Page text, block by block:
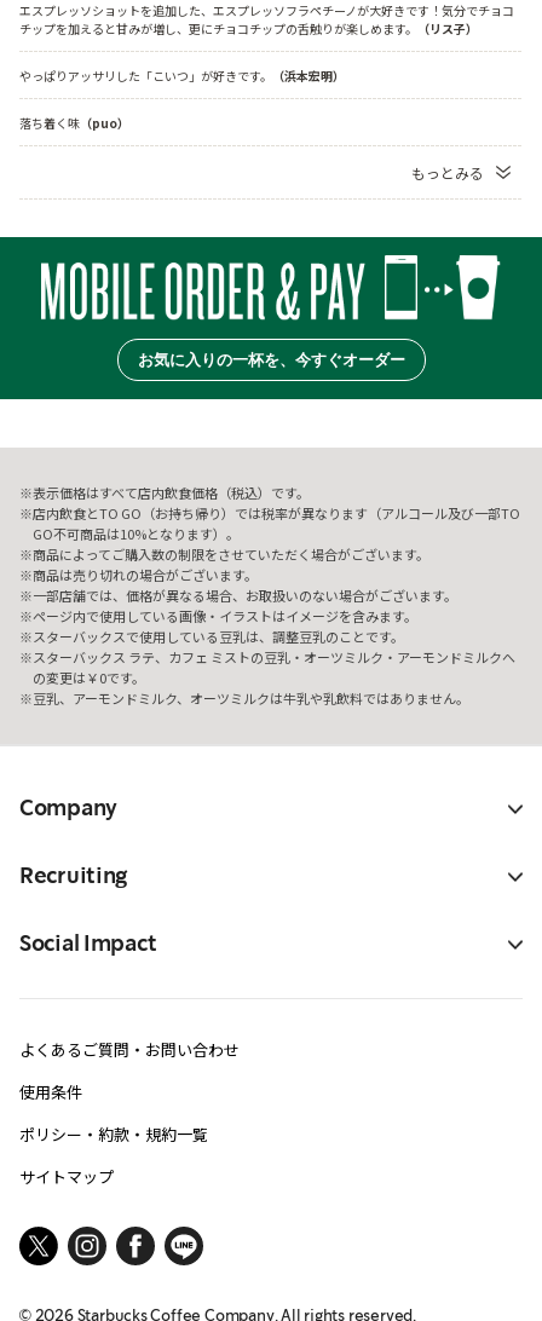
エスプレッソショットを追加した、エスプレッソフラペチーノが大好きです！気分でチョコ
チップを加えると甘みが増し、更にチョコチップの舌触りが楽しめます。
（リス子）
やっぱりアッサリした「こいつ」が好きです。 （浜本宏明）
落ち着く味 （puo）
もっとみる
お気に入りの一杯を、今すぐオーダー
表示価格はすべて店内飲食価格（税込）です。
店内飲食とTO GO（お持ち帰り）では税率が異なります（アルコール及び一部TO
GO不可商品は10%となります）。
商品によってご購入数の制限をさせていただく場合がございます。
商品は売り切れの場合がございます。
一部店舗では、価格が異なる場合、お取扱いのない場合がございます。
ページ内で使用している画像・イラストはイメージを含みます。
スターバックスで使用している豆乳は、調整豆乳のことです。
スターバックス ラテ、カフェ ミストの豆乳・オーツミルク・アーモンドミルクへ
の変更は￥0です。
豆乳、アーモンドミルク、オーツミルクは牛乳や乳飲料ではありません。
Company
Recruiting
Social Impact
よくあるご質問・お問い合わせ
使用条件
ポリシー・約款・規約一覧
サイトマップ
© 2026Starbucks Coffee Company. All rights reserved.